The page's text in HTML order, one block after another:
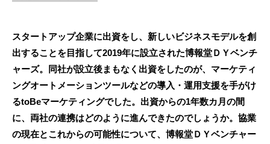
スタートアップ企業に出資をし、新しいビジネスモデルを創
出することを目指して2019年に設立された博報堂ＤＹベンチ
ャーズ。同社が設立後まもなく出資をしたのが、マーケティ
ングオートメーションツールなどの導入・運用支援を手がけ
るtoBeマーケティングでした。出資からの1年数カ月の間
に、両社の連携はどのように進んできたのでしょうか。協業
の現在とこれからの可能性について、博報堂ＤＹベンチャー